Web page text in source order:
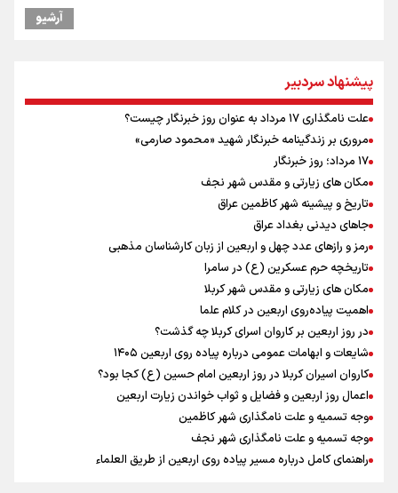
وزیر ورزش و جوانان ایران از مرکز ملی جودوی جمهوری آذربایجان بازدید
بازدید وزیر ورزش ایران از مجموعه ملی تیراندازی باکو یکی از مجهزترین
مراکز تیراندازی منطقه
افزایش تعداد قربانیان تیراندازی در مدرسه تایلندی
ورزشکاران سنگنوردی
یمن، ایستاده در برابر تحریم و تجاوز
آرشیو
پیشنهاد سردبیر
علت نامگذاری ۱۷ مرداد به عنوان روز خبرنگار چیست؟
مروری بر زندگینامه خبرنگار شهید «محمود صارمی»
۱۷ مرداد؛ روز خبرنگار
مکان های زیارتی و مقدس شهر نجف
تاریخ و پیشینه شهر کاظمین عراق
جاهای دیدنی بغداد عراق
رمز و رازهای عدد چهل و اربعین از زبان کارشناسان مذهبی
تاریخچه حرم عسکرین (ع) در سامرا
مکان های زیارتی و مقدس شهر کربلا
اهمیت پیاده‌روی اربعین در کلام علما
در روز اربعین بر کاروان اسرای کربلا چه گذشت؟
شایعات و ابهامات عمومی درباره پیاده روی اربعین ۱۴۰۵
کاروان اسیران کربلا در روز اربعین امام حسین (ع) کجا بود؟
اعمال روز اربعین و فضایل و ثواب خواندن زیارت اربعین
وجه تسمیه و علت نامگذاری شهر کاظمین
وجه تسمیه و علت نامگذاری شهر نجف
راهنمای کامل درباره مسیر پیاده روی اربعین از طریق العلماء